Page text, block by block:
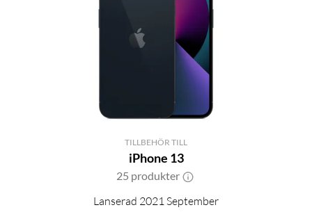
TILLBEHÖR TILL
iPhone 13
25 produkter
Lanserad 2021 September